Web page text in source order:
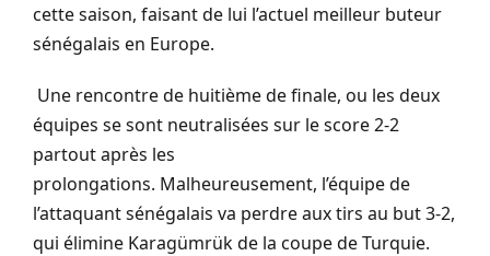
cette saison, faisant de lui l’actuel meilleur buteur
sénégalais en Europe.
Une rencontre de huitième de finale, ou les deux
équipes se sont neutralisées sur le score 2-2
partout après les
prolongations. Malheureusement, l’équipe de
l’attaquant sénégalais va perdre aux tirs au but 3-2,
qui élimine Karagümrükde la coupe de Turquie.